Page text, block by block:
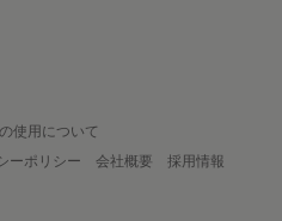
使用について
ーポリシー 会社概要
採用情報